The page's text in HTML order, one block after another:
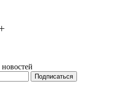
Подписаться